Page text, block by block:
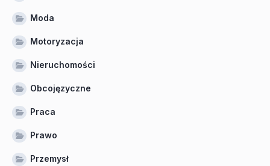
Moda
Motoryzacja
Nieruchomości
Obcojęzyczne
Praca
Prawo
Przemysł